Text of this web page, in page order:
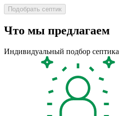
Что мы предлагаем
Индивидуальный подбор септика